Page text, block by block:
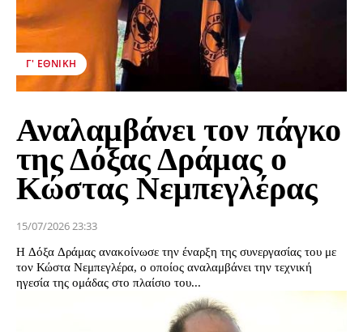
Γ' ΕΘΝΙΚΉ
Αναλαμβάνει τον πάγκο
της Δόξας Δράμας ο
Κώστας Νεμπεγλέρας
15/07/2026 23:33
Η Δόξα Δράμας ανακοίνωσε την έναρξη της συνεργασίας του με
τον Κώστα Νεμπεγλέρα, ο οποίος αναλαμβάνει την τεχνική
ηγεσία της ομάδας στο πλαίσιο του...